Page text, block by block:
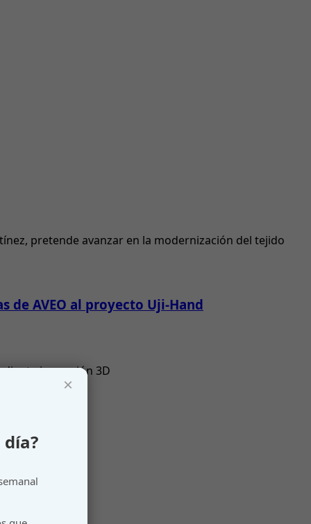
pretende avanzar en la modernización del tejido
de AVEO al proyecto Uji-Hand
impresión 3D
×